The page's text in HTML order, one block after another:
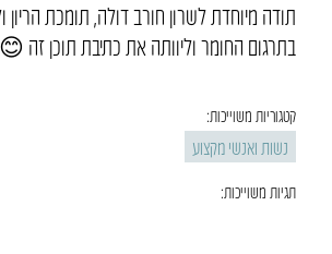
תודה מיוחדת לשרון חורב דולה, תומכת הריון
בתרגום החומר וליוותה את כתיבת תוכן זה 😊
קטגוריות משוייכות:
נשות ואנשי מקצוע
תגיות משוייכות: